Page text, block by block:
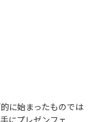
に始まったものでは
にプレゼンフェ